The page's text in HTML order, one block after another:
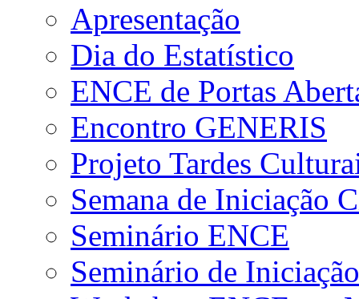
Apresentação
Dia do Estatístico
ENCE de Portas
Encontro GENERIS
Projeto Tardes
Semana de Iniciação
Seminário ENCE
Seminário de